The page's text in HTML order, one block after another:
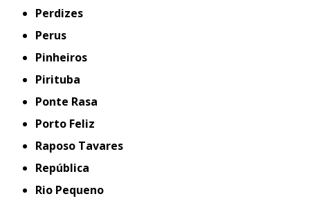
Perdizes
Perus
Pinheiros
Pirituba
Ponte Rasa
Porto Feliz
Raposo Tavares
República
Rio Pequeno